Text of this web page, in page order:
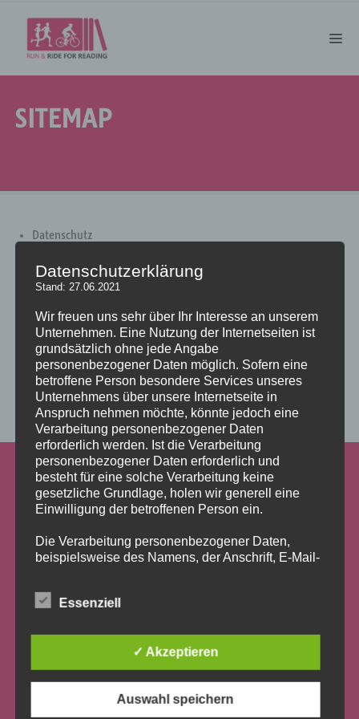
SITEMAP
Datenschutz
Portfolio
Sitemap
Startseite Schlussetappe
Add some widgets to this area!
Run & Ride for Reading e.V. richtet seit 2009 Leseclubs an
und effizientesten Maßnahmen zur Förderung der Lern- und
Lesefähigkeiten von Kindern und Jugendlichen. Leseclubs sind ein
Konzept der Stiftung Lesen.
Mit der Finanzierung eines Leseclubs, der Teilnahme an unseren
Events oder einer Spende leisten Sie einen wichtigen Beitrag für
Datenschutzerklärung
Stand: 27.06.2021
Wir freuen uns sehr über Ihr Interesse an unserem
Unternehmen. Eine Nutzung der Internetseiten ist
grundsätzlich ohne jede Angabe
personenbezogener Daten möglich. Sofern eine
betroffene Person besondere Services unseres
Unternehmens über unsere Internetseite in
Anspruch nehmen möchte, könnte jedoch eine
Verarbeitung personenbezogener Daten
erforderlich werden. Ist die Verarbeitung
personenbezogener Daten erforderlich und
besteht für eine solche Verarbeitung keine
gesetzliche Grundlage, holen wir generell eine
Einwilligung der betroffenen Person ein.
Die Verarbeitung personenbezogener Daten,
beispielsweise des Namens, der Anschrift, E-Mail-
Person, erfolgt stets im Einklang mit der
Datenschutz-Grundverordnung und in
landesspezifischen Datenschutzbestimmungen.
Mittels dieser Datenschutzerklärung möchte unser
Unternehmen die Öffentlichkeit über Art, Umfang
und Zweck der von uns erhobenen, genutzten und
verarbeiteten personenbezogenen Daten
Essenziell
✓ Akzeptieren
Auswahl speichern